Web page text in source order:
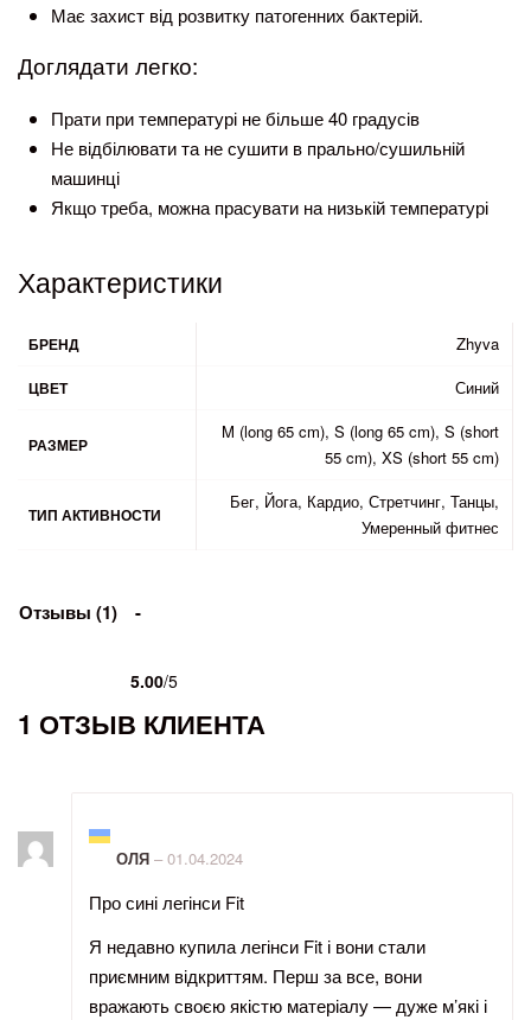
Має захист від розвитку патогенних бактерій.
Доглядати легко:
Прати при температурі не більше 40 градусів
Не відбілювати та не сушити в прально/сушильній
машинці
Якщо треба, можна прасувати на низькій температурі
Характеристики
БРЕНД Zhyva
ЦВЕТ Синий
РАЗМЕР
M (long 65 cm), S (long 65 cm), S (short
55 cm), XS (short 55 cm)
ТИП АКТИВНОСТИ
Бег, Йога, Кардио, Стретчинг, Танцы,
Умеренный фитнес
Отзывы (1)
5.00/5
1 ОТЗЫВ КЛИЕНТА
ОЛЯ– 01.04.2024
Про сині легінси Fit
Я недавно купила легінси Fit і вони стали
приємним відкриттям. Перш за все, вони
вражають своєю якістю матеріалу — дуже м’які і